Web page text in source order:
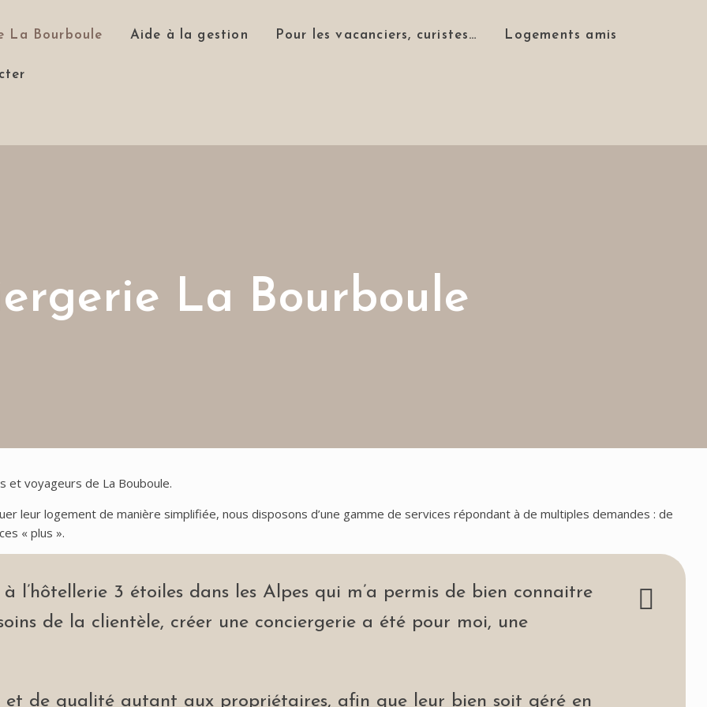
La Bourboule Aide à la gestion Pour les vacanciers, curistes… Logements amis
La Bourboule
et voyageurs de La Bouboule.
leur logement de manière simplifiée, nous disposons d’une gamme de services répondant à de multiples demandes : de
« plus ».
l’hôtellerie 3 étoiles dans les Alpes qui m’a permis de bien connaitre
de la clientèle, créer une conciergerie a été pour moi, une
et de qualité autant aux propriétaires, afin que leur bien soit géré en